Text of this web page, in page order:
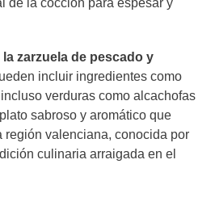
la zarzuela de pescado y
incluir ingredientes como
verduras como alcachofas
sabroso y aromático que
región valenciana, conocida por
culinaria arraigada en el